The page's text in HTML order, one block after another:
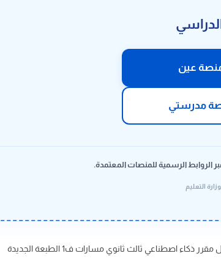
عين
مدرستي
الروابط الرسمية للمنصات المعتمدة.
التعليم
اصطناعي ثالث ثانوي مسارات ف1 الطبعة الجديدة